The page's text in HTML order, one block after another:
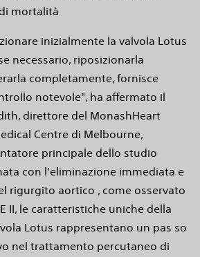
mortalità
inizialmente la valvola Lotus
necessario, riposizionarla
completamente, fornisce
notevole", ha affermato il
direttore del MonashHeart
Centre di Melbourne,
principale dello studio
con l'eliminazione immediata e
rigurgito aortico , come osservato
II, le caratteristiche uniche della
Lotus rappresentano un pas so
nel trattamento percutaneo di